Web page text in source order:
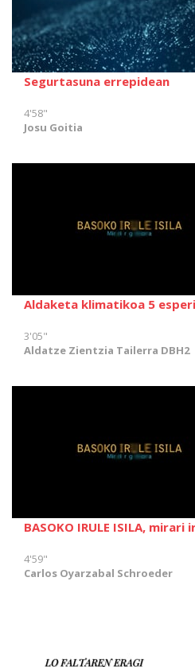
Segurtasuna errepidean
4'58"
Josu Goitia
Aldaketa klimatikoa 5
3'05"
Aldatze Zientzia Tailerra DBH2
BASOKO IRULE ISILA,
4'59"
Carlos Oyarzabal Schroeder